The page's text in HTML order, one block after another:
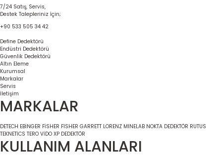
7/24 Satış, Servis,
Destek Talepleriniz İçin;
+90 533 505 34 42
Define Dedektörü
Endüstri Dedektörü
Güvenlik Dedektörü
Altın Eleme
Kurumsal
Markalar
Servis
İletişim
MARKALAR
DETECH EBİNGER FİSHER FISHER GARRETT LORENZ MINELAB NOKTA DEDEKTÖR RUTUS
TEKNETİCS TERO VİDO XP DEDEKTÖR
KULLANIM ALANLARI